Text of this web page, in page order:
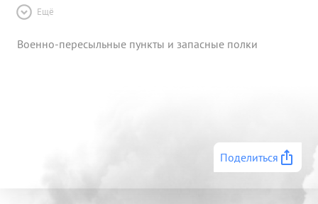
Ещё
Военно-пересыльные пункты и запасные полки
Поделиться